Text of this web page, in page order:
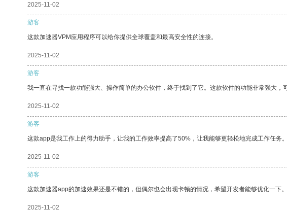
2025-11-02
游客
这款加速器VPM应用程序可以给你提供全球覆盖和最高安全性的连接。
2025-11-02
游客
我一直在寻找一款功能强大、操作简单的办公软件，终于找到了它。这款软件的功能非常强大
2025-11-02
游客
这款app是我工作上的得力助手，让我的工作效率提高了50%，让我能够更轻松地完成工作任务。
2025-11-02
游客
这款加速器app的加速效果还是不错的，但偶尔也会出现卡顿的情况，希望开发者能够优化一下。
2025-11-02